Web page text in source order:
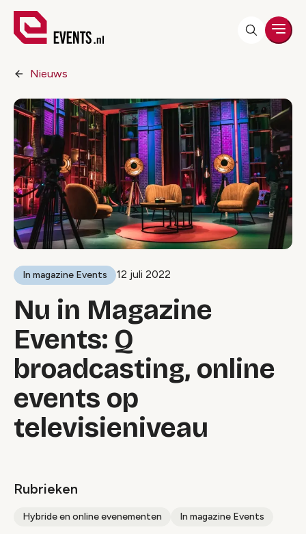
Nieuws
In magazine Events 12 juli 2022
Nu in Magazine
Events: Q
broadcasting, online
events op
televisieniveau
Rubrieken
Hybride en online evenementen In magazine Events